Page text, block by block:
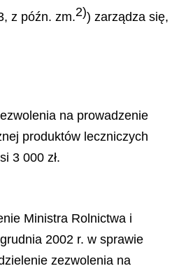
z późn. zm.2)) zarządza się,
na prowadzenie
produktów leczniczych
3 000 zł.
Ministra Rolnictwa i
2002 r. w sprawie
zezwolenia na